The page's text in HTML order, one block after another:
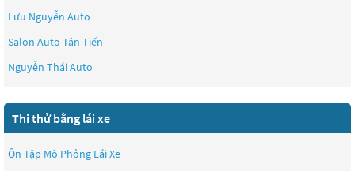
Lưu Nguyễn Auto
Salon Auto Tân Tiến
Nguyễn Thái Auto
Thi thử bằng lái xe
Ôn Tập Mô Phỏng Lái Xe